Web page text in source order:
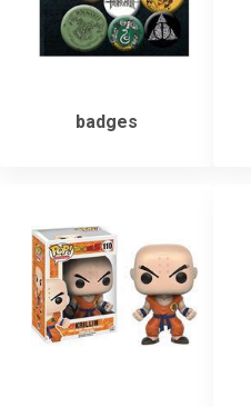
badges